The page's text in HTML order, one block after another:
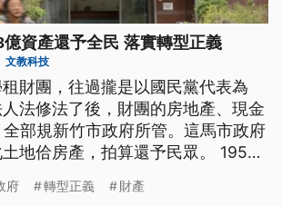
資產還予全民 落實轉型正義
文教科技
財團，往過攏是以國民黨代表為
法修法了後，財團的房地產、現金
部規新竹市政府所管。這馬市政府
地佮房產，拍算還予民眾。 1952
益佮獎學金為主，猶毋過過去攏是
府 轉型正義 財產